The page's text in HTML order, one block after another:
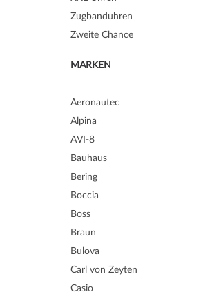
Zugbanduhren
Zweite Chance
MARKEN
Aeronautec
Alpina
AVI-8
Bauhaus
Bering
Boccia
Boss
Braun
Bulova
Carl von Zeyten
Casio